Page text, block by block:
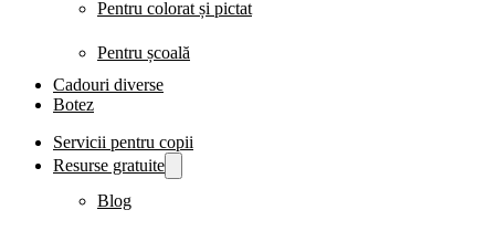
Pentru colorat și pictat
Pentru școală
Cadouri diverse
Botez
Servicii pentru copii
Resurse gratuite
Blog